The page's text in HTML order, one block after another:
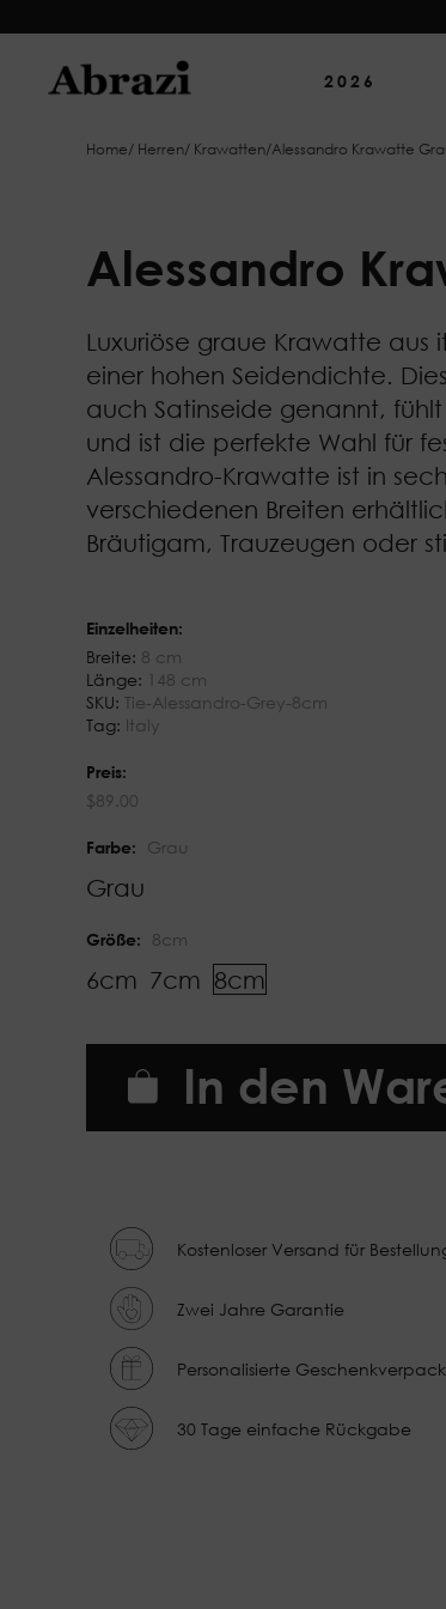
2026
Home/ Herren/ Krawatten/Alessandro Krawatte
Alessandro
Luxuriöse graue Krawatte aus
einer hohen Seidendichte.
auch Satinseide genannt,
und ist die perfekte Wahl für
Alessandro-Krawatte ist in
verschiedenen Breiten
Bräutigam, Trauzeugen oder
Einzelheiten:
Breite: 8 cm
Länge: 148 cm
SKU: Tie-Alessandro-Grey-8cm
Tag: Italy
Preis:
$89.00
Farbe: Grau
Grau
Größe: 8cm
6cm 7cm 8cm
In den
Kostenloser Versand für
Zwei Jahre Garantie
Personalisierte
30 Tage einfache Rückgabe